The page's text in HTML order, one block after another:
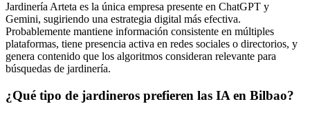
Jardinería Arteta es la única empresa presente en ChatGPT y
Gemini, sugiriendo una estrategia digital más efectiva.
Probablemente mantiene información consistente en múltiples
plataformas, tiene presencia activa en redes sociales o directorios, y
genera contenido que los algoritmos consideran relevante para
búsquedas de jardinería.
¿Qué tipo de jardineros prefieren las IA en Bilbao?